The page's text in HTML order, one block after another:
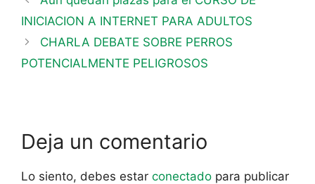
INICIACION A INTERNET PARA ADULTOS
CHARLA DEBATE SOBRE PERROS
POTENCIALMENTE PELIGROSOS
Deja un comentario
Lo siento, debes estar conectado para publicar